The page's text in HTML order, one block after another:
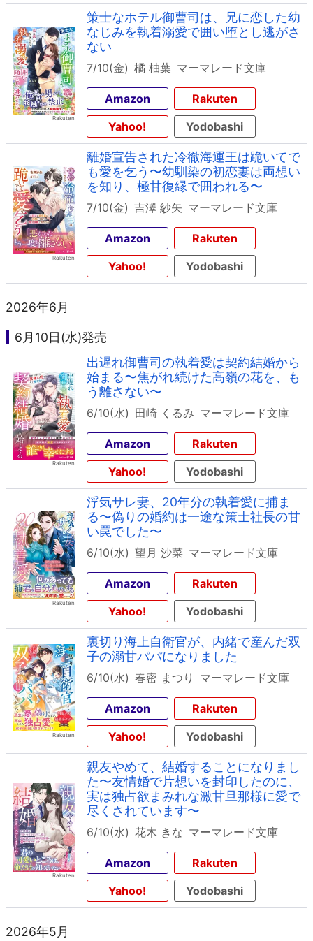
策士なホテル御曹司は、兄に恋した幼
なじみを執着溺愛で囲い堕とし逃がさ
ない
7/10(金) 橘 柚葉 マーマレード文庫
Amazon
Rakuten
Yahoo!
Yodobashi
離婚宣告された冷徹海運王は跪いてで
も愛を乞う〜幼馴染の初恋妻は両想い
を知り、極甘復縁で囲われる〜
7/10(金) 吉澤 紗矢 マーマレード文庫
Amazon
Rakuten
Yahoo!
Yodobashi
2026年6月
6月10日(水)発売
出遅れ御曹司の執着愛は契約結婚から
始まる〜焦がれ続けた高嶺の花を、も
う離さない〜
6/10(水) 田崎 くるみ マーマレード文庫
Amazon
Rakuten
Yahoo!
Yodobashi
浮気サレ妻、20年分の執着愛に捕ま
る〜偽りの婚約は一途な策士社長の甘
い罠でした〜
6/10(水) 望月 沙菜 マーマレード文庫
Amazon
Rakuten
Yahoo!
Yodobashi
裏切り海上自衛官が、内緒で産んだ双
子の溺甘パパになりました
6/10(水) 春密 まつり マーマレード文庫
Amazon
Rakuten
Yahoo!
Yodobashi
親友やめて、結婚することになりまし
た〜友情婚で片想いを封印したのに、
実は独占欲まみれな激甘旦那様に愛で
尽くされています〜
6/10(水) 花木 きな マーマレード文庫
Amazon
Rakuten
Yahoo!
Yodobashi
2026年5月